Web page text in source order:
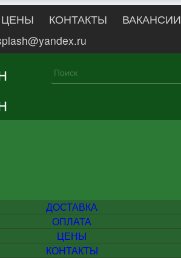
ЦЕНЫ КОНТАКТЫ
ВАКАНСИИ
ДОСТАВКА
ОПЛАТА
ЦЕНЫ
КОНТАКТЫ